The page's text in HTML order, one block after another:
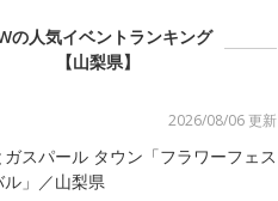
の人気イベントランキング
【山梨県】
2026/08/06 更新
ガスパール タウン「フラワーフェス
ル」／山梨県